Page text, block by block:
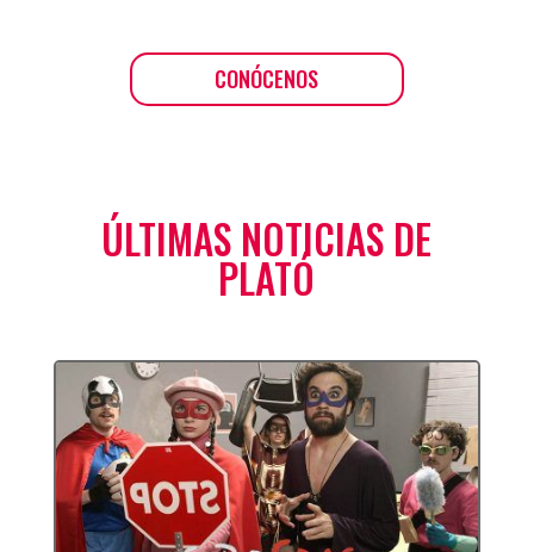
CONÓCENOS
ÚLTIMAS NOTICIAS DE
PLATÓ